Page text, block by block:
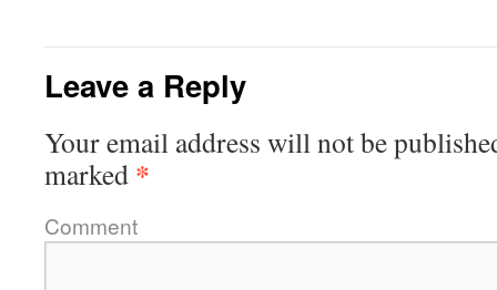
Leave a Reply
Your email address will not be
marked *
Comment